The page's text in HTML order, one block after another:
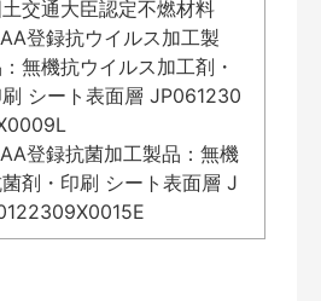
交通大臣認定不燃材料
登録抗ウイルス加工製
無機抗ウイルス加工剤・
シート表面層 JP061230
登録抗菌加工製品：無機
剤・印刷 シート表面層 J